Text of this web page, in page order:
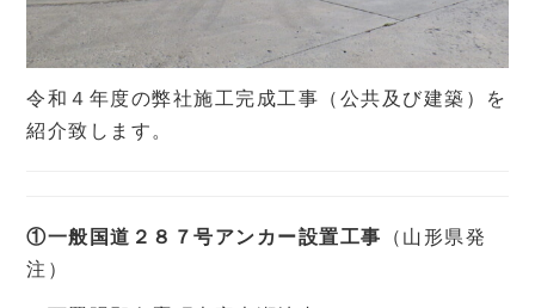
令和４年度の弊社施工完成工事（公共及び建築）を
紹介致します。
①一般国道２８７号アンカー設置工事 （山形県発
注）